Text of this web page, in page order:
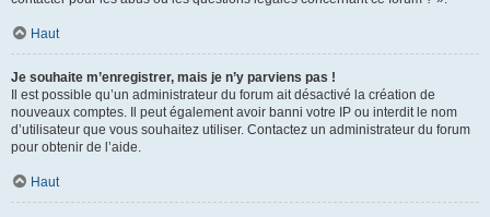
Haut
Je souhaite m’enregistrer, mais je n’y parviens pas !
Il est possible qu’un administrateur du forum ait désactivé la création de
nouveaux comptes. Il peut également avoir banni votre IP ou interdit le nom
d’utilisateur que vous souhaitez utiliser. Contactez un administrateur du forum
pour obtenir de l’aide.
Haut